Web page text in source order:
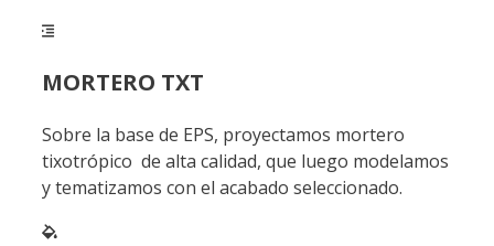
MORTERO TXT
Sobre la base de EPS, proyectamos mortero
tixotrópico de alta calidad, que luego modelamos
y tematizamos con el acabado seleccionado.